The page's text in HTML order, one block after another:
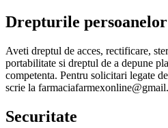
Drepturile
Aveti dreptul de acces, rectificare,
portabilitate si dreptul de a depune
competenta. Pentru solicitari legate
scrie la
Securitate